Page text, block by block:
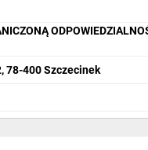
78-400 Szczecinek